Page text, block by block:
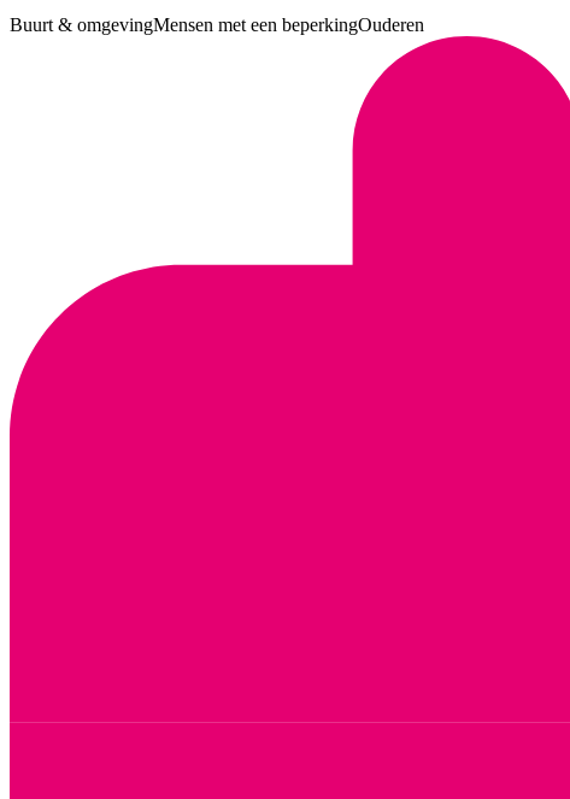
Buurt & omgevingMensen met een beperkingOuderen